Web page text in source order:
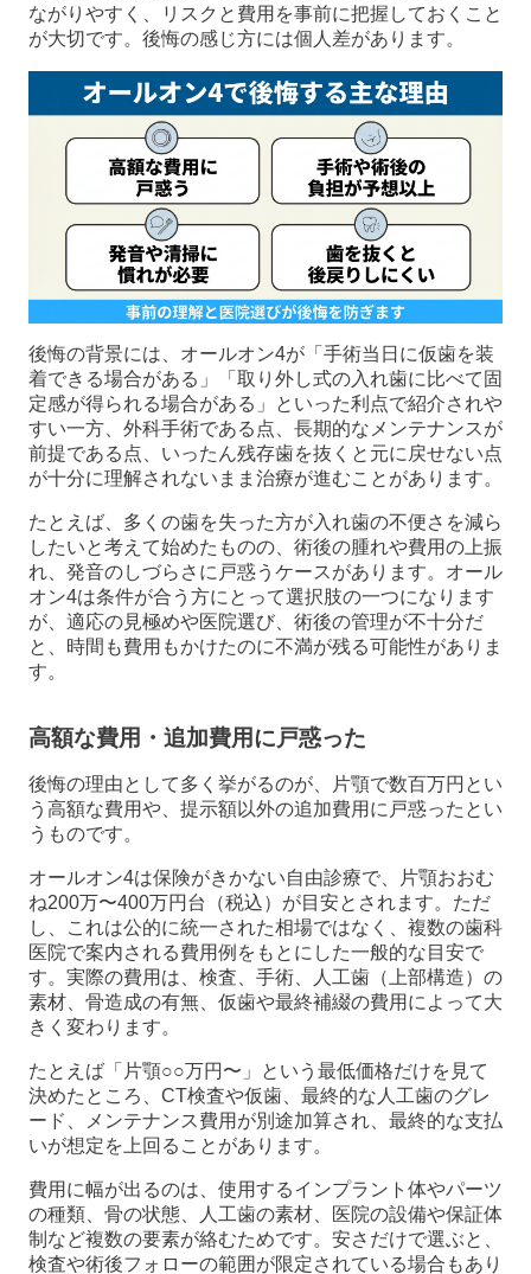
ながりやすく、リスクと費用を事前に把握しておくこと
が大切です。後悔の感じ方には個人差があります。
後悔の背景には、オールオン4が「手術当日に仮歯を装
着できる場合がある」「取り外し式の入れ歯に比べて固
定感が得られる場合がある」といった利点で紹介されや
すい一方、外科手術である点、長期的なメンテナンスが
前提である点、いったん残存歯を抜くと元に戻せない点
が十分に理解されないまま治療が進むことがあります。
たとえば、多くの歯を失った方が入れ歯の不便さを減ら
したいと考えて始めたものの、術後の腫れや費用の上振
れ、発音のしづらさに戸惑うケースがあります。オール
オン4は条件が合う方にとって選択肢の一つになります
が、適応の見極めや医院選び、術後の管理が不十分だ
と、時間も費用もかけたのに不満が残る可能性がありま
す。
高額な費用・追加費用に戸惑った
後悔の理由として多く挙がるのが、片顎で数百万円とい
う高額な費用や、提示額以外の追加費用に戸惑ったとい
うものです。
オールオン4は保険がきかない自由診療で、片顎おおむ
ね200万〜400万円台（税込）が目安とされます。ただ
し、これは公的に統一された相場ではなく、複数の歯科
医院で案内される費用例をもとにした一般的な目安で
す。実際の費用は、検査、手術、人工歯（上部構造）の
素材、骨造成の有無、仮歯や最終補綴の費用によって大
きく変わります。
たとえば「片顎○○万円〜」という最低価格だけを見て
決めたところ、CT検査や仮歯、最終的な人工歯のグレ
ード、メンテナンス費用が別途加算され、最終的な支払
いが想定を上回ることがあります。
費用に幅が出るのは、使用するインプラント体やパーツ
の種類、骨の状態、人工歯の素材、医院の設備や保証体
制など複数の要素が絡むためです。安さだけで選ぶと、
検査や術後フォローの範囲が限定されている場合もあり